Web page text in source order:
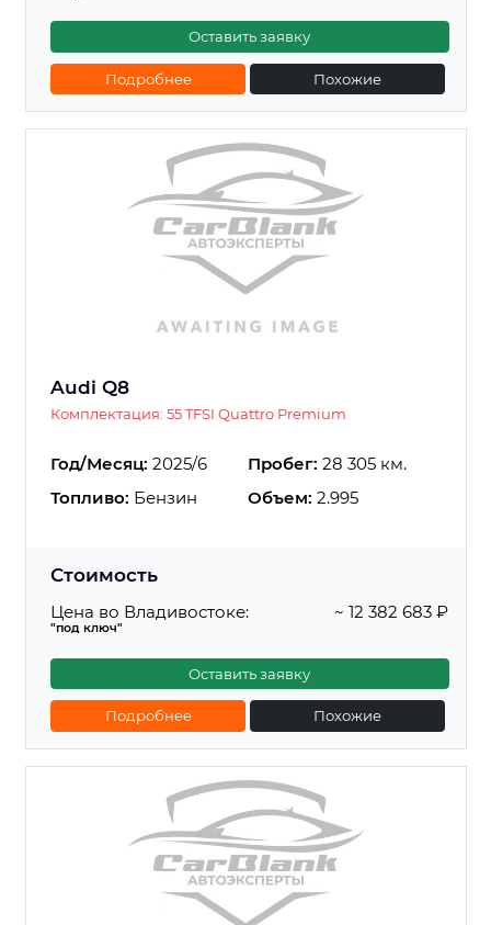
Оставить заявку
Подробнее Похожие
Audi Q8
Комплектация: 55 TFSI Quattro Premium
Год/Месяц: 2025/6 Пробег: 28 305 км.
Топливо: Бензин Объем: 2.995
Стоимость
Цена во Владивостоке:
"под ключ"
~ 12 382 683 ₽
Оставить заявку
Подробнее Похожие